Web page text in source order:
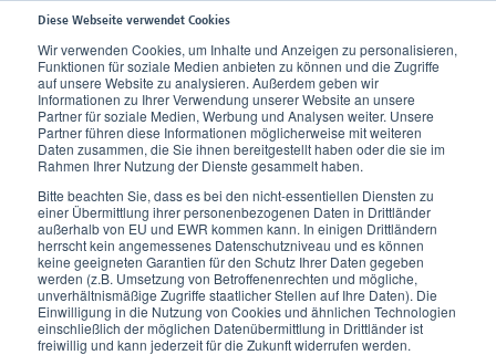
Diese Webseite verwendet Cookies
Wir verwenden Cookies, um Inhalte und Anzeigen zu personalisieren,
Funktionen für soziale Medien anbieten zu können und die Zugriffe
auf unsere Website zu analysieren. Außerdem geben wir
Informationen zu Ihrer Verwendung unserer Website an unsere
Partner für soziale Medien, Werbung und Analysen weiter. Unsere
Partner führen diese Informationen möglicherweise mit weiteren
Daten zusammen, die Sie ihnen bereitgestellt haben oder die sie im
Rahmen Ihrer Nutzung der Dienste gesammelt haben.
Bitte beachten Sie, dass es bei den nicht-essentiellen Diensten zu
einer Übermittlung ihrer personenbezogenen Daten in Drittländer
außerhalb von EU und EWR kommen kann. In einigen Drittländern
herrscht kein angemessenes Datenschutzniveau und es können
keine geeigneten Garantien für den Schutz Ihrer Daten gegeben
werden (z.B. Umsetzung von Betroffenenrechten und mögliche,
unverhältnismäßige Zugriffe staatlicher Stellen auf Ihre Daten). Die
Einwilligung in die Nutzung von Cookies und ähnlichen Technologien
einschließlich der möglichen Datenübermittlung in Drittländer ist
freiwillig und kann jederzeit für die Zukunft widerrufen werden.
Home Wissen Therapie Lasertherapie
Lasertherapie bei
Krampfadern
Alternative Verfahren
Die Lasertherapie zählt wie auch die
Radiofrequenztherapie zu den endovenös thermischen
Verfahren der Krampfaderntherapie. Hierbei wird der